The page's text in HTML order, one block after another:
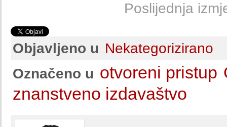
Poslijednja
Objavljeno u Nekategorizirano
Označeno u otvoreni pristup
znanstveno izdavaštvo